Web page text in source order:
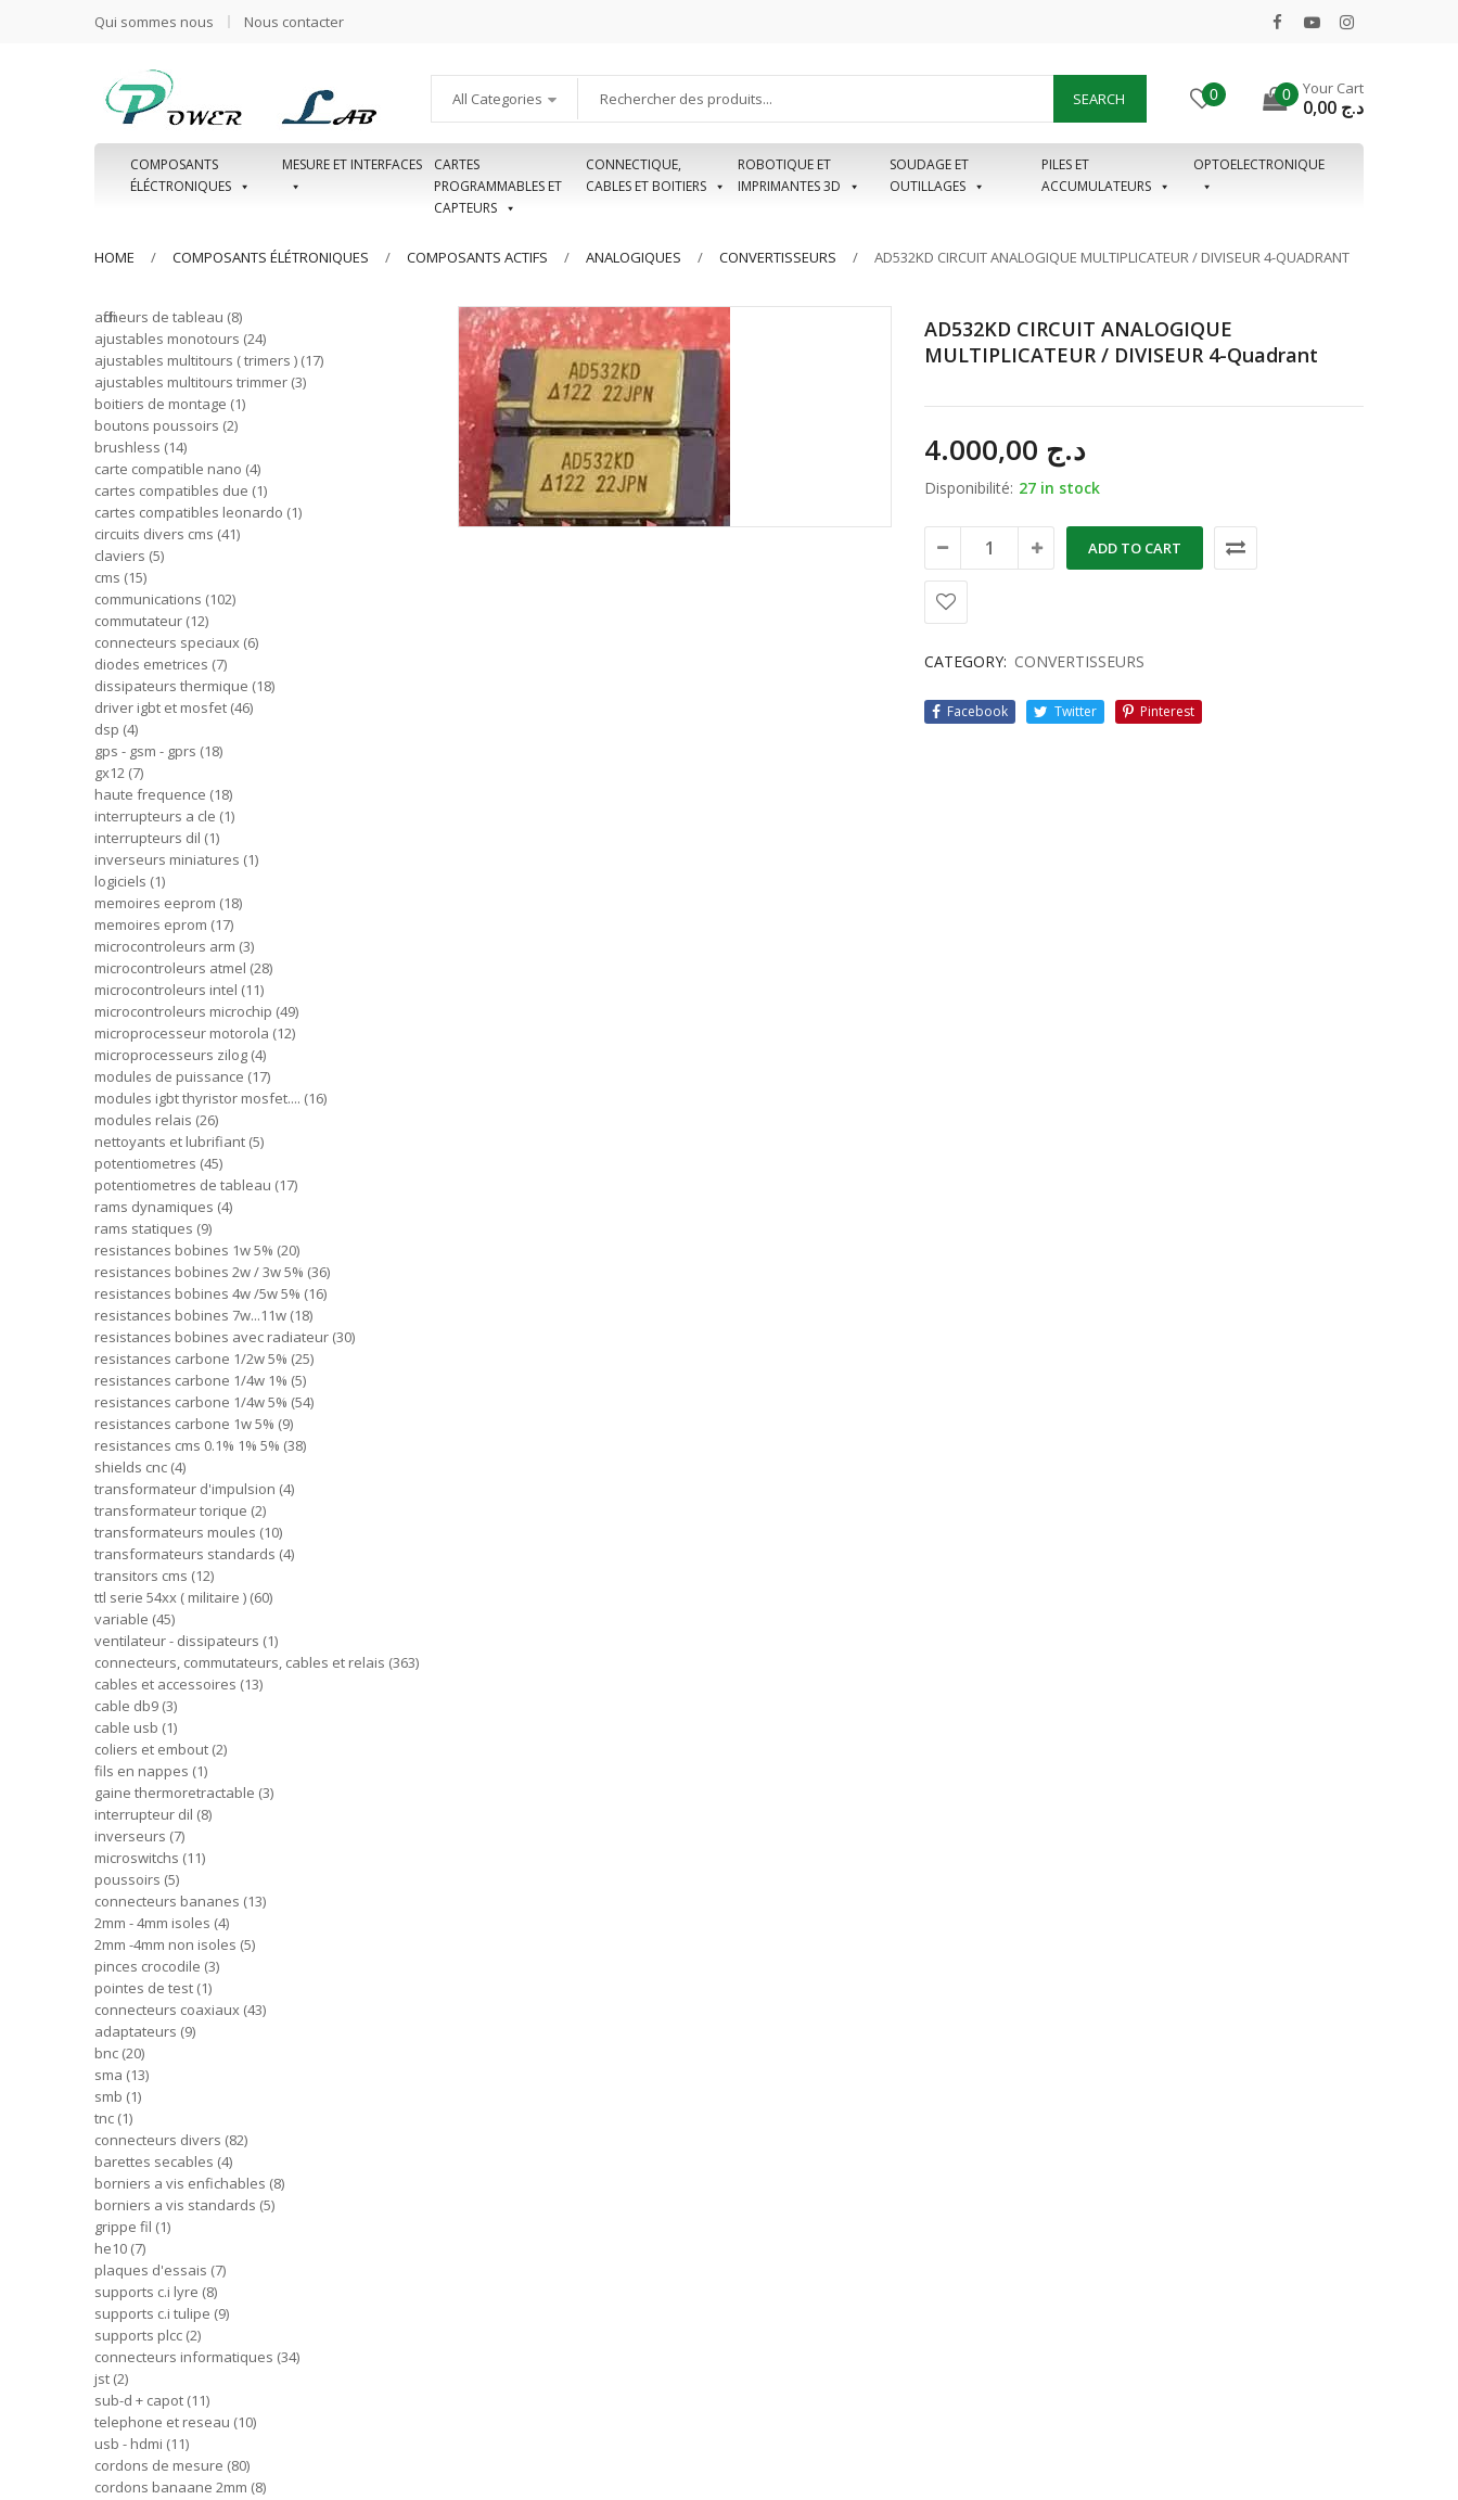
Qui sommes nous Nous contacter
All Categories SEARCH 0 0 Your Cart
د.ج
COMPOSANTS
ÉLÉCTRONIQUES
MESURE ET INTERFACES
CARTES
PROGRAMMABLES ET
CAPTEURS
CONNECTIQUE,
CABLES ET BOITIERS
ROBOTIQUE ET
IMPRIMANTES 3D
SOUDAGE ET
OUTILLAGES
PILES ET
ACCUMULATEURS
OPTOELECTRONIQUE
HOME COMPOSANTS ÉLÉTRONIQUES COMPOSANTS ACTIFS ANALOGIQUES CONVERTISSEURS AD532KD CIRCUIT ANALOGIQUE MULTIPLICATEUR / DIVISEUR 4-QUADRANT
AD532KD CIRCUIT ANALOGIQUE
MULTIPLICATEUR / DIVISEUR 4-Quadrant
د.ج
Disponibilité: 27 in stock
ADD TO CART
CATEGORY: CONVERTISSEURS
Facebook Twitter Pinterest
afficheurs de tableau 8
ajustables monotours 24
ajustables multitours ( trimers ) 17
ajustables multitours trimmer 3
boitiers de montage 1
boutons poussoirs 2
brushless 14
carte compatible nano 4
cartes compatibles due 1
cartes compatibles leonardo 1
circuits divers cms 41
claviers 5
cms 15
communications 102
commutateur 12
connecteurs speciaux 6
diodes emetrices 7
dissipateurs thermique 18
driver igbt et mosfet 46
dsp 4
gps - gsm - gprs 18
gx12 7
haute frequence 18
interrupteurs a cle 1
interrupteurs dil 1
inverseurs miniatures 1
logiciels 1
memoires eeprom 18
memoires eprom 17
microcontroleurs arm 3
microcontroleurs atmel 28
microcontroleurs intel 11
microcontroleurs microchip 49
microprocesseur motorola 12
microprocesseurs zilog 4
modules de puissance 17
modules igbt thyristor mosfet.... 16
modules relais 26
nettoyants et lubrifiant 5
potentiometres 45
potentiometres de tableau 17
rams dynamiques 4
rams statiques 9
resistances bobines 1w 5% 20
resistances bobines 2w / 3w 5% 36
resistances bobines 4w /5w 5% 16
resistances bobines 7w...11w 18
resistances bobines avec radiateur 30
resistances carbone 1/2w 5% 25
resistances carbone 1/4w 1% 5
resistances carbone 1/4w 5% 54
resistances carbone 1w 5% 9
resistances cms 0.1% 1% 5% 38
shields cnc 4
transformateur d'impulsion 4
transformateur torique 2
transformateurs moules 10
transformateurs standards 4
transitors cms 12
ttl serie 54xx ( militaire ) 60
variable 45
ventilateur - dissipateurs 1
connecteurs, commutateurs, cables et relais 363
cables et accessoires 13
cable db9 3
cable usb 1
coliers et embout 2
fils en nappes 1
gaine thermoretractable 3
interrupteur dil 8
inverseurs 7
microswitchs 11
poussoirs 5
connecteurs bananes 13
2mm - 4mm isoles 4
2mm -4mm non isoles 5
pinces crocodile 3
pointes de test 1
connecteurs coaxiaux 43
adaptateurs 9
bnc 20
sma 13
smb 1
tnc 1
connecteurs divers 82
barettes secables 4
borniers a vis enfichables 8
borniers a vis standards 5
grippe fil 1
he10 7
plaques d'essais 7
supports c.i lyre 8
supports c.i tulipe 9
supports plcc 2
connecteurs informatiques 34
jst 2
sub-d + capot 11
telephone et reseau 10
usb - hdmi 11
cordons de mesure 80
cordons banaane 2mm 8